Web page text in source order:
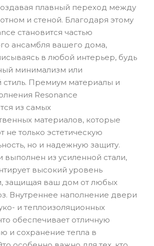
плавный переход между
и стеной. Благодаря этому
становится частью
ансамбля вашего дома,
в любой интерьер, будь
минимализм или
стиль. Премиум материалы и
Resonance
из самых
материалов, которые
не только эстетическую
но и надежную защиту.
выполнен из усиленной стали,
высокий уровень
защищая ваш дом от любых
Внутреннее наполнение двери
и теплоизоляционных
обеспечивает отличную
и сохранение тепла в